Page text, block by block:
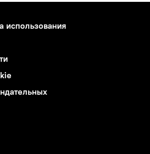
использования